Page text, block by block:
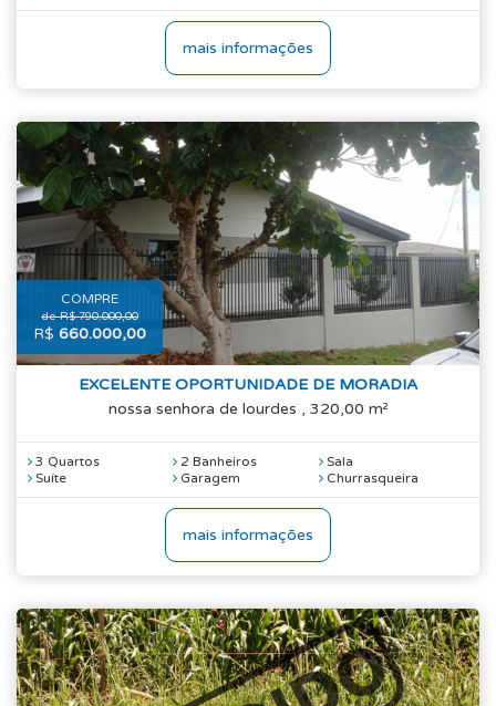
mais informações
COMPRE
de R$ 790.000,00
R$ 660.000,00
EXCELENTE OPORTUNIDADE DE MORADIA
nossa senhora de lourdes , 320,00 m²
3 Quartos 2 Banheiros
Sala
Suíte
Garagem Churrasqueira
mais informações